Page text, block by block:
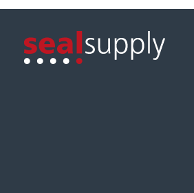
Logo van de website